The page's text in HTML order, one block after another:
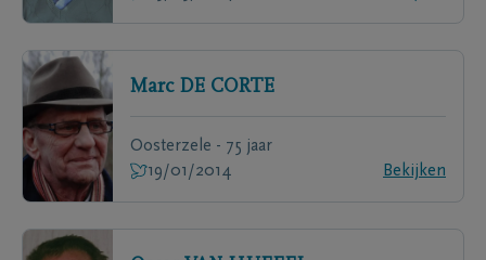
Marc DE CORTE
Oosterzele - 75 jaar
19/01/2014
Bekijken